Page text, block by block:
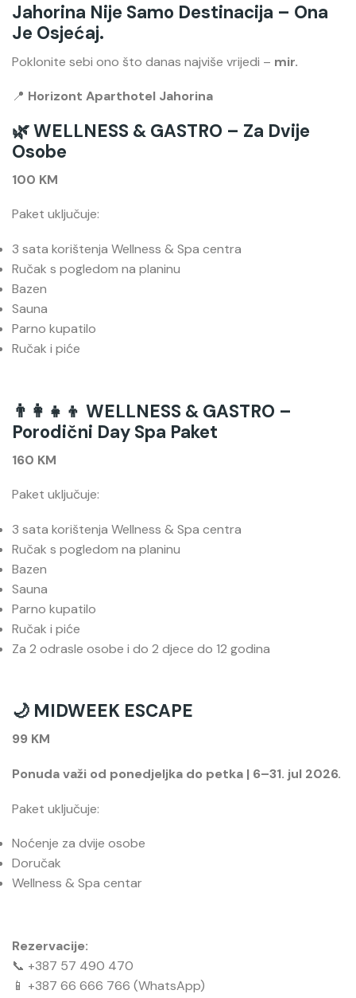
Jahorina Nije Samo Destinacija – Ona
Je Osjećaj.
Poklonite sebi ono što danas najviše vrijedi – mir.
📍 Horizont Aparthotel Jahorina
🌿 WELLNESS & GASTRO – Za Dvije
Osobe
100 KM
Paket uključuje:
3 sata korištenja Wellness & Spa centra
Ručak s pogledom na planinu
Bazen
Sauna
Parno kupatilo
Ručak i piće
👨‍👩‍👧‍👦 WELLNESS & GASTRO –
Porodični Day Spa Paket
160 KM
Paket uključuje:
3 sata korištenja Wellness & Spa centra
Ručak s pogledom na planinu
Bazen
Sauna
Parno kupatilo
Ručak i piće
Za 2 odrasle osobe i do 2 djece do 12 godina
🌙 MIDWEEK ESCAPE
99 KM
Ponuda važi od ponedjeljka do petka | 6–31. jul 2026.
Paket uključuje:
Noćenje za dvije osobe
Doručak
Wellness & Spa centar
Rezervacije:
📞 +387 57 490 470
📱 +387 66 666 766 (WhatsApp)